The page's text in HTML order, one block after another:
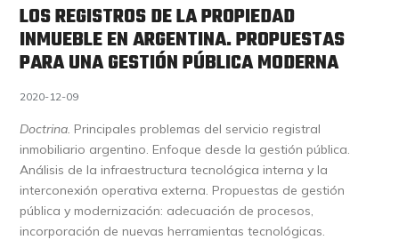
LOS REGISTROS DE LA PROPIEDAD
INMUEBLE EN ARGENTINA. PROPUESTAS
PARA UNA GESTIÓN PÚBLICA MODERNA
2020-12-09
Doctrina. Principales problemas del servicio registral
inmobiliario argentino. Enfoque desde la gestión pública.
Análisis de la infraestructura tecnológica interna y la
interconexión operativa externa. Propuestas de gestión
pública y modernización: adecuación de procesos,
incorporación de nuevas herramientas tecnológicas.